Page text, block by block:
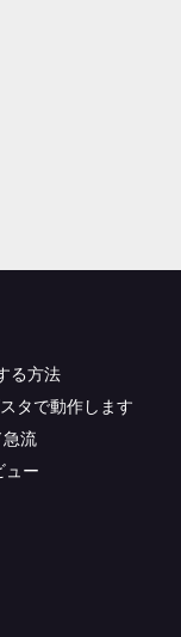
る方法
タで動作します
急流
ュー